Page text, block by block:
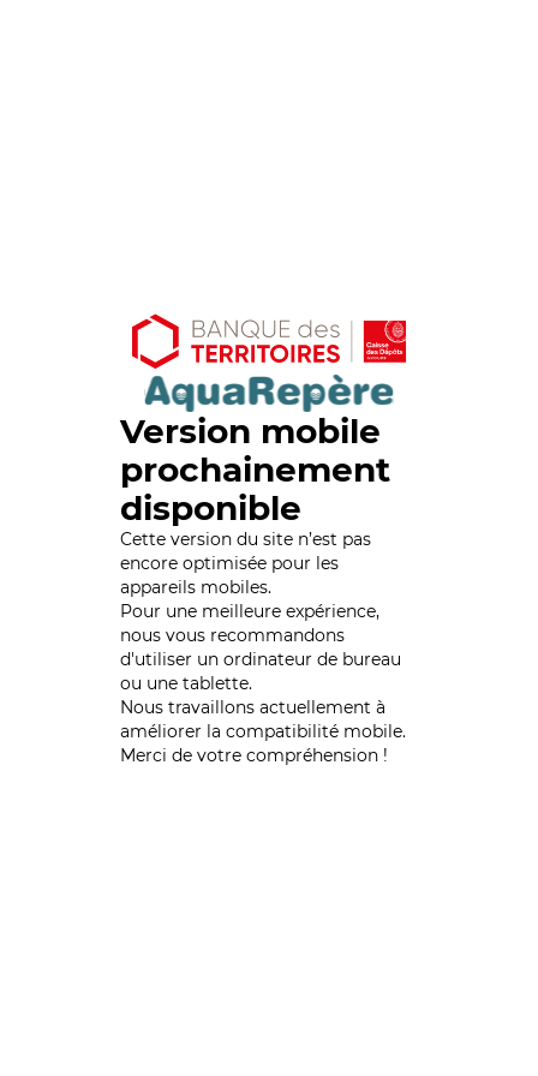
Version mobile
prochainement
disponible
Cette version du site n’est pas
encore optimisée pour les
appareils mobiles.
Pour une meilleure expérience,
nous vous recommandons
d'utiliser un ordinateur de bureau
ou une tablette.
Nous travaillons actuellement à
améliorer la compatibilité mobile.
Merci de votre compréhension !